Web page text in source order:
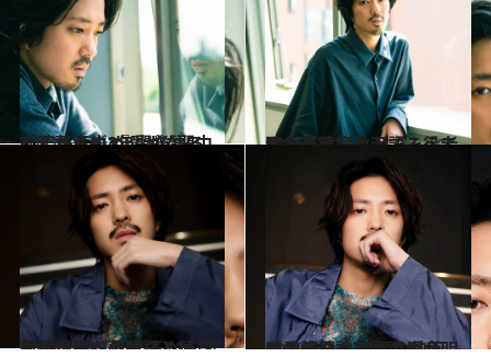
2021.5.14
『くれなずめ』が公開中の若葉竜也 『愛がなんだ』からの2年間を語る
カルチャー 2021.5.21
緊急事態宣言下でみえてきた若葉竜也が語る役者魂
カルチャー
2019.4.19
若葉竜也が華麗なる転身を振り返る チビ玉から演技派俳優への軌跡とは
カルチャー 2019.5.3
噂の俳優・若葉竜也が明かす演技論 話題の映画『愛がなんだ』の場合は？
カルチャー